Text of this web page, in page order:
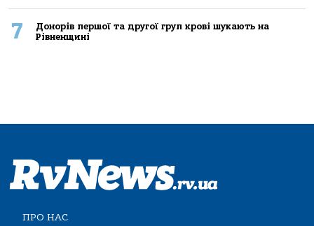
7
Донорів першої та другої груп крові шукають на
Рівненщині
ПРО НАС